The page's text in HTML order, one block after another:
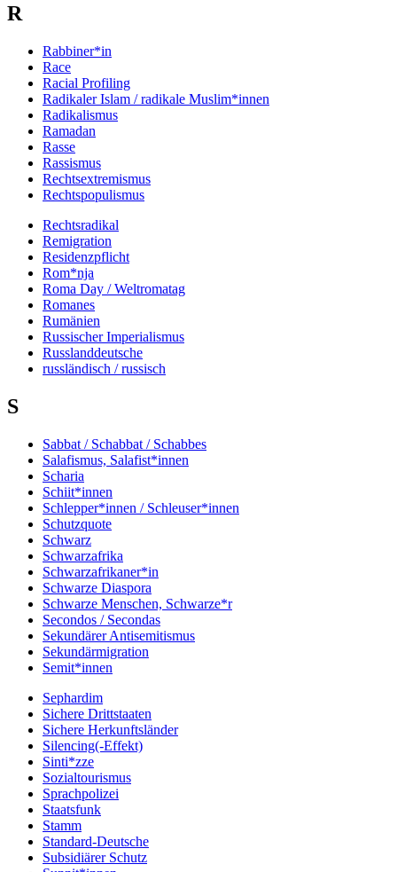
R
Rabbiner*in
Race
Racial Profiling
Radikaler Islam / radikale Muslim*innen
Radikalismus
Ramadan
Rasse
Rassismus
Rechtsextremismus
Rechtspopulismus
Rechtsradikal
Remigration
Residenzpflicht
Rom*nja
Roma Day / Weltromatag
Romanes
Rumänien
Russischer Imperialismus
Russlanddeutsche
russländisch / russisch
S
Sabbat / Schabbat / Schabbes
Salafismus, Salafist*innen
Scharia
Schiit*innen
Schlepper*innen / Schleuser*innen
Schutzquote
Schwarz
Schwarzafrika
Schwarzafrikaner*in
Schwarze Diaspora
Schwarze Menschen, Schwarze*r
Secondos / Secondas
Sekundärer Antisemitismus
Sekundärmigration
Semit*innen
Sephardim
Sichere Drittstaaten
Sichere Herkunftsländer
Silencing(-Effekt)
Sinti*zze
Sozialtourismus
Sprachpolizei
Staatsfunk
Stamm
Standard-Deutsche
Subsidiärer Schutz